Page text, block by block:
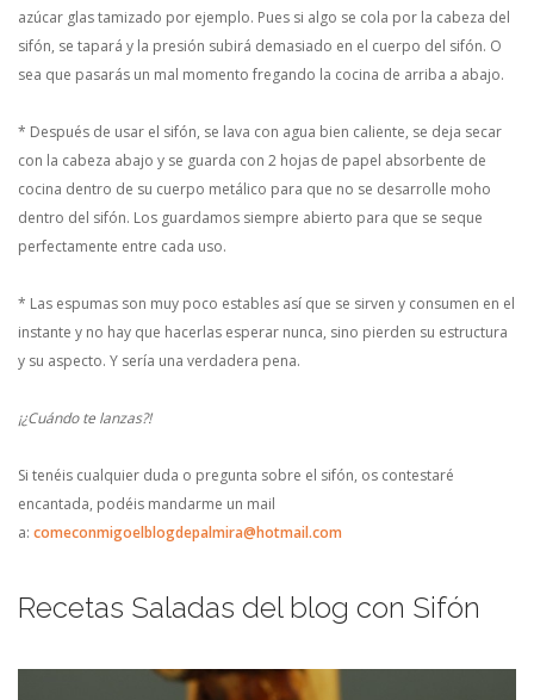
azúcar glas tamizado por ejemplo. Pues si algo se cola por la cabeza del
sifón, se tapará y la presión subirá demasiado en el cuerpo del sifón. O
sea que pasarás un mal momento fregando la cocina de arriba a abajo.
* Después de usar el sifón, se lava con agua bien caliente, se deja secar
con la cabeza abajo y se guarda con 2 hojas de papel absorbente de
cocina dentro de su cuerpo metálico para que no se desarrolle moho
dentro del sifón. Los guardamos siempre abierto para que se seque
perfectamente entre cada uso.
* Las espumas son muy poco estables así que se sirven y consumen en el
instante y no hay que hacerlas esperar nunca, sino pierden su estructura
y su aspecto. Y sería una verdadera pena.
¡¿Cuándo te lanzas?!
Si tenéis cualquier duda o pregunta sobre el sifón, os contestaré
encantada, podéis mandarme un mail
a: comeconmigoelblogdepalmira@hotmail.com
Recetas Saladas del blog con Sifón